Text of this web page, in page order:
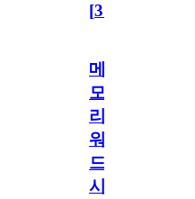
[31
메
모
리
워
드
시